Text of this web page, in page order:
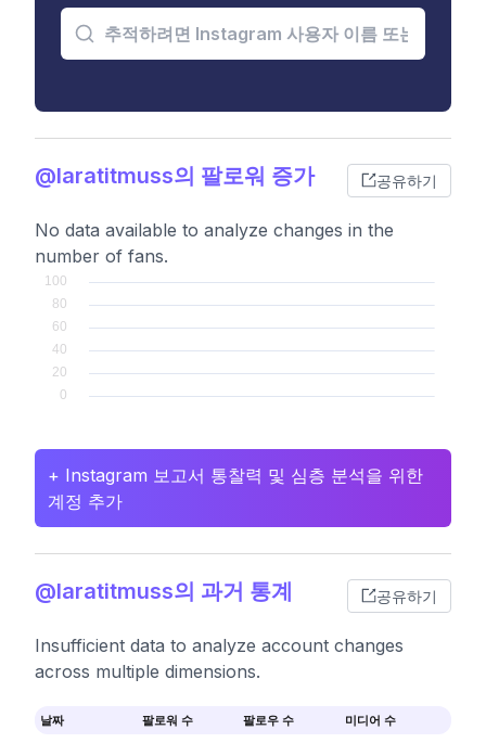
@laratitmuss의 팔로워 증가 공유하기
No data available to analyze changes in the
number of fans.
+ Instagram 보고서 통찰력 및 심층 분석을 위한
계정 추가
@laratitmuss의 과거 통계 공유하기
Insufficient data to analyze account changes
across multiple dimensions.
날짜 팔로워 수 팔로우 수 미디어 수